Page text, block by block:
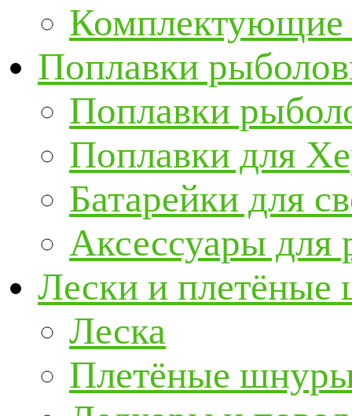
Поплавки
Поплавки
Поплавки для
Батарейки для
Аксессуары для
Лески и
Леска
Плетёные